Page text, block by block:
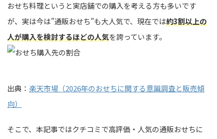
おせち料理というと実店舗での購入を考える方も多いです
が、実は今は”通販おせち”も大人気で、現在では約3割以上の
人が購入を検討するほどの人気を誇っています。
出典： 楽天市場（2026年のおせちに関する意識調査と販売傾
向）
そこで、本記事ではクチコミで高評価・人気の通販おせちに